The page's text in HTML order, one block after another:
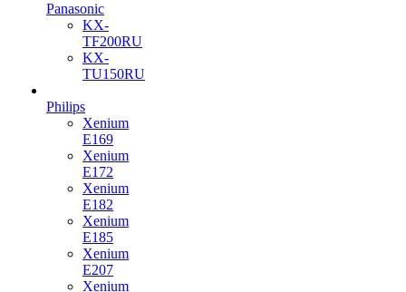
Panasonic
KX-
TF200RU
KX-
TU150RU
Philips
Xenium
E169
Xenium
E172
Xenium
E182
Xenium
E185
Xenium
E207
Xenium